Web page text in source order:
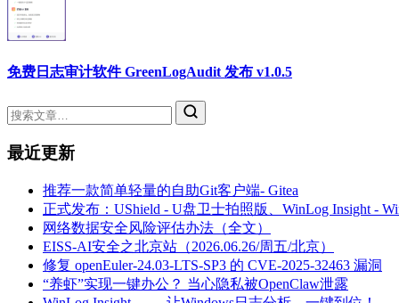
免费日志审计软件 GreenLogAudit 发布 v1.0.5
最近更新
推荐一款简单轻量的自助Git客户端- Gitea
正式发布：UShield - U盘卫士拍照版、WinLog Insight -
网络数据安全风险评估办法（全文）
EISS-AI安全之北京站（2026.06.26/周五/北京）
修复 openEuler-24.03-LTS-SP3 的 CVE-2025-32463 漏洞
“养虾”实现一键办公？ 当心隐私被OpenClaw泄露